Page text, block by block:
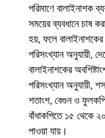
পরিমাণে বালাইনাশক
সময়ের ব্যবধানে চাষ
হয়, ফলে
পরিসংখ্যান অনুযায়ী,
বালাইনাশকের
পরিসংখ্যান অনুযায়ী,
শতাংশ, বেগুন ও
বাঁধাকপিতে ১৫ থেকে
পাওয়া যায়।